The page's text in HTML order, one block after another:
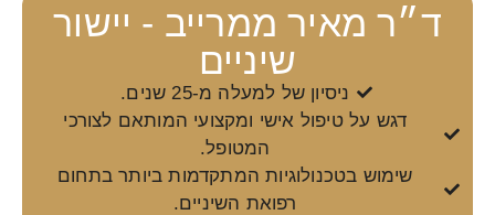
ד״ר מאיר ממרייב - יישור
שיניים
ניסיון של למעלה מ-25 שנים.
דגש על טיפול אישי ומקצועי המותאם לצורכי
המטופל.
שימוש בטכנולוגיות המתקדמות ביותר בתחום
רפואת השיניים.